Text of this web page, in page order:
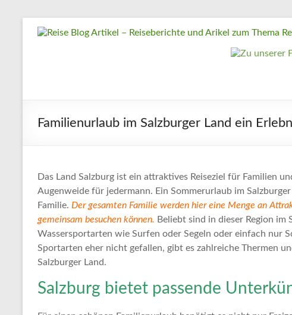
InhaltReise
und
Thema
Reisen
Reise
Artikel
und
Informationen
zum
Familienurlaub im Salzburger Land ein
Das Land Salzburg ist ein attraktives Reiseziel für Familien
Augenweide für jedermann. Ein Sommerurlaub im
Familie. Der gesamten Familie werden hier eine Menge an
gemeinsam besuchen können. Beliebt sind in dieser Region im
Wassersportarten wie Surfen oder Segeln oder einfach nur
Sportarten eher nicht gefallen, gibt es zahlreiche Thermen
Salzburger Land.
Salzburg bietet passende